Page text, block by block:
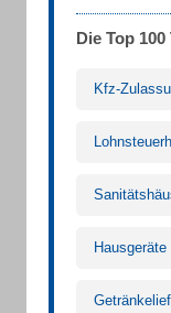
Die Top
Kfz-